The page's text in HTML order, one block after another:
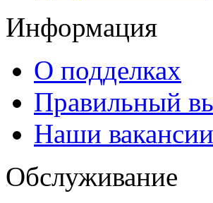
Информация
О подделках
Правильный
Наши вакансии
Обслуживание